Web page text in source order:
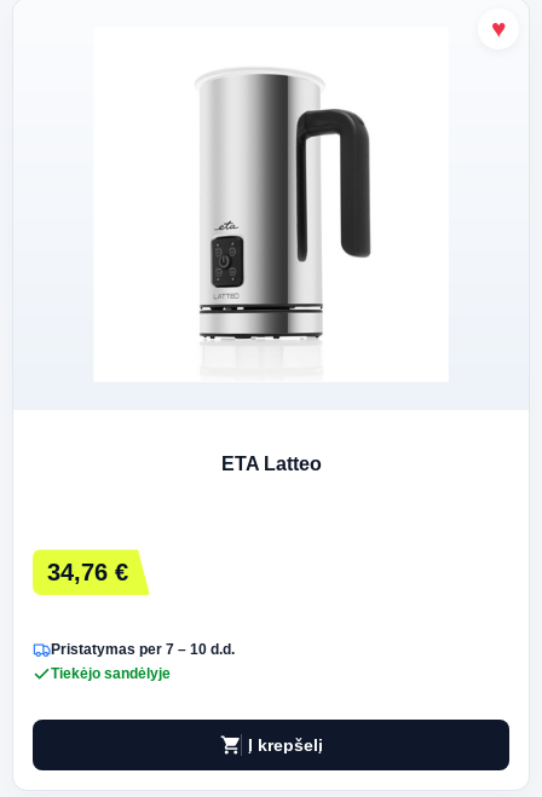
ETA Latteo
34,76 €
Pristatymas per 7 – 10 d.d.
Tiekėjo sandėlyje
shopping_cart Į krepšelį